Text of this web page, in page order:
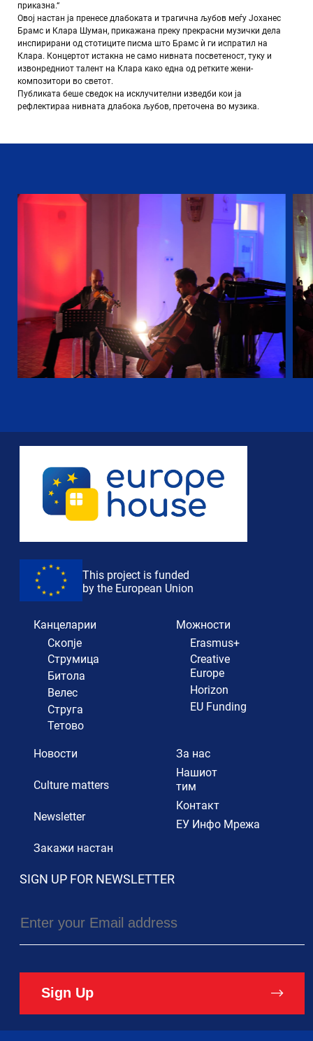
приказна.“
Овој настан ја пренесе длабоката и трагична љубов меѓу Јоханес
Брамс и Клара Шуман, прикажана преку прекрасни музички дела
инспирирани од стотиците писма што Брамс ѝ ги испратил на
Клара. Концертот истакна не само нивната посветеност, туку и
извонредниот талент на Клара како една од ретките жени-
композитори во светот.
Публиката беше сведок на исклучителни изведби кои ја
рефлектираа нивната длабока љубов, преточена во музика.
This project is funded
by the European Union
Канцеларии
Скопје
Струмица
Битола
Велес
Струга
Тетово
Можности
Erasmus+
Creative
Europe
Horizon
EU Funding
Новости
Culture matters
Newsletter
Закажи настан
За нас
Нашиот
тим
Контакт
ЕУ Инфо Мрежа
SIGN UP FOR NEWSLETTER
Sign Up